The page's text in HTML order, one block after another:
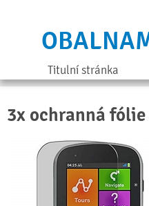
Titulní stránka
3x ochranná